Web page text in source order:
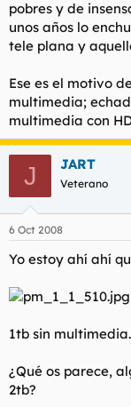
pobres y de
unos años lo
tele plana y
Ese es el motivo
multimedia;
multimedia con
J JART
Veterano
6 Oct 2008
Yo estoy ahí ahí
1tb sin
¿Qué os parece,
2tb?